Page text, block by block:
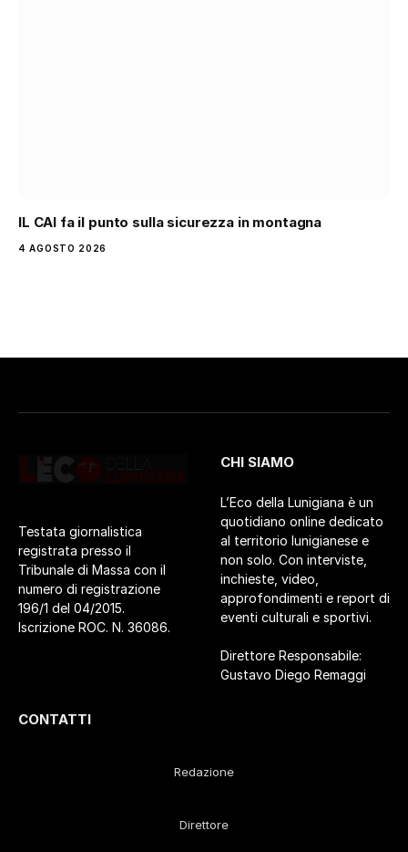
IL CAI fa il punto sulla sicurezza in montagna
4 AGOSTO 2026
Testata giornalistica
registrata presso il
Tribunale di Massa con il
numero di registrazione
196/1 del 04/2015.
Iscrizione ROC. N. 36086.
CHI SIAMO
L’Eco della Lunigiana è un
quotidiano online dedicato
al territorio lunigianese e
non solo. Con interviste,
inchieste, video,
approfondimenti e report di
eventi culturali e sportivi.
Direttore Responsabile:
Gustavo Diego Remaggi
CONTATTI
Redazione
Direttore